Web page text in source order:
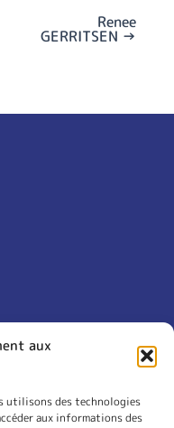
aux
utilisons des technologies
aux informations des
Renee
GERRITSEN →